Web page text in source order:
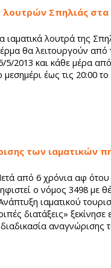
λουτρών Σπηλιάς
ιαματικά λουτρά της
θα λειτουργούν από
5/2013 και κάθε μέρα
μεσημέρι έως τις 20:00
των ιαματικών
από 6 χρόνια αφ ότου
ο νόμος 3498 με
ιαματικού
διατάξεις» ξεκίνησε
αναγνώρισης